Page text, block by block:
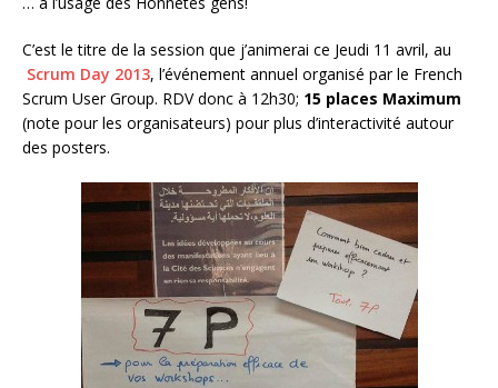
C’est le titre de la session que j’animerai ce Jeudi 11 avril, au
Scrum Day 2013, l’événement annuel organisé par le French
Scrum User Group. RDV donc à 12h30; 15 places Maximum
(note pour les organisateurs) pour plus d’interactivité autour
des posters.